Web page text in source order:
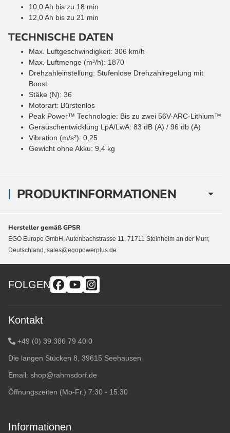
PRODUKTINFORMATIONEN
10,0 Ah bis zu 18 min
12,0 Ah bis zu 21 min
TECHNISCHE DATEN
Max. Luftgeschwindigkeit: 306 km/h
Max. Luftmenge (m³/h): 1870
Drehzahleinstellung: Stufenlose Drehzahlregelung mit
Boost
Stäke (N): 36
Motorart: Bürstenlos
Peak Power™ Technologie: Bis zu zwei 56V-ARC-Lithium™
Geräuschentwicklung LpA/LwA: 83 dB (A) / 96 db (A)
Vibration (m/s²): 0,25
Gewicht ohne Akku: 9,4 kg
Hersteller gemäß GPSR
EGO Europe GmbH, Autenbachstrasse 11, 71711 Steinheim an der Murr,
Deutschland, sales@egopowerplus.de
FOLGEN
Kontakt
+49 (0) 39 386 79 40 0
Die langen Stücken 8, 39615 Seehausen
Email: shop@rahmsdorf.de
Öffnungszeiten (Mo-Fr.) 7:30 - 15:30
Informationen